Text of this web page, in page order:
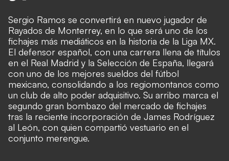
Sergio Ramos se convertirá en nuevo jugador de
Rayados de Monterrey, en lo que será uno de los
fichajes más mediáticos en la historia de la Liga MX.
El defensor español, con una carrera llena de títulos
en el Real Madrid y la Selección de España, llegará
con uno de los mejores sueldos del fútbol
mexicano, consolidando a los regiomontanos como
un club de alto poder adquisitivo. Su arribo marca el
segundo gran bombazo del mercado de fichajes
tras la reciente incorporación de James Rodríguez
al León, con quien compartió vestuario en el
conjunto merengue.